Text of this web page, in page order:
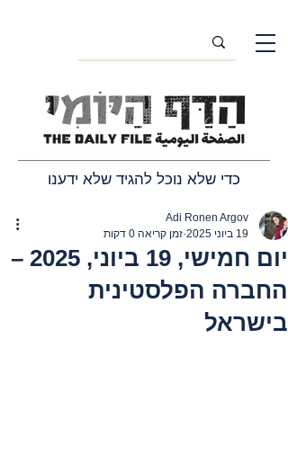
כדי שלא נוכל להגיד שלא ידענו
יום חמישי, 19 ביוני, 2025 –
החברה הפלסטינית
בישראל
Adi Ronen Argov
19 ביוני 2025
זמן קריאה 0 דקות